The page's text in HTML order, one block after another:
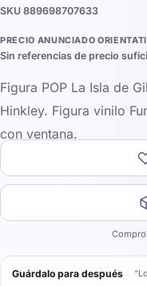
SKU 889698707633
PRECIO ANUNCIADO
Sin referencias de precio
Figura POP La Isla de
Hinkley. Figura vinilo
con ventana.
Guárdalo para después